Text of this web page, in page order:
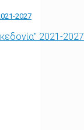
2027
2021-2027